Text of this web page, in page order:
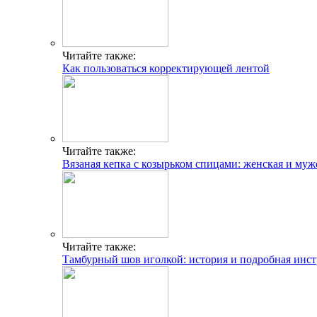
Читайте также:
Как пользоваться корректирующей лентой
Читайте также:
Вязаная кепка с козырьком спицами: женская и
Читайте также:
Тамбурный шов иголкой: история и подробная